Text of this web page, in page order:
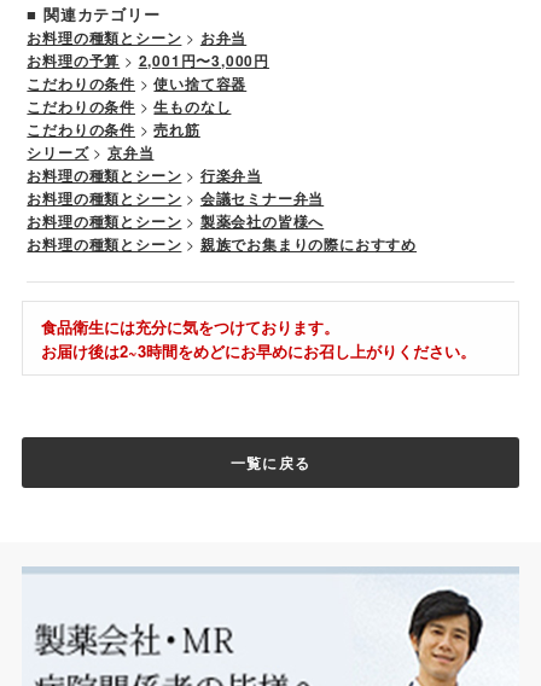
■ 関連カテゴリー
お料理の種類とシーン > お弁当
お料理の予算 > 2,001円〜3,000円
こだわりの条件 >使い捨て容器
こだわりの条件 >生ものなし
こだわりの条件 >売れ筋
シリーズ>京弁当
お料理の種類とシーン > 行楽弁当
お料理の種類とシーン > 会議セミナー弁当
お料理の種類とシーン > 製薬会社の皆様へ
お料理の種類とシーン > 親族でお集まりの際におすすめ
食品衛生には充分に気をつけております。
お届け後は2~3時間をめどにお早めにお召し上がりください。
一覧に戻る